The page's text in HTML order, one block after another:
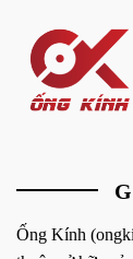
Ống Kính